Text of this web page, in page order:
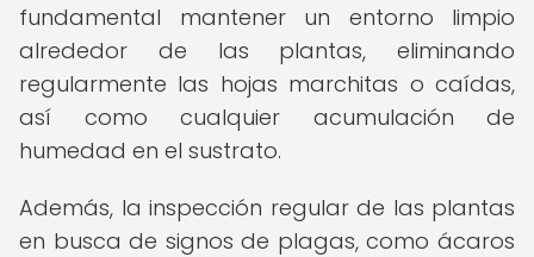
fundamental mantener un entorno limpio
alrededor de las plantas, eliminando
regularmente las hojas marchitas o caídas,
así como cualquier acumulación de
humedad en el sustrato.
Además, la inspección regular de las plantas
en busca de signos de plagas, como ácaros